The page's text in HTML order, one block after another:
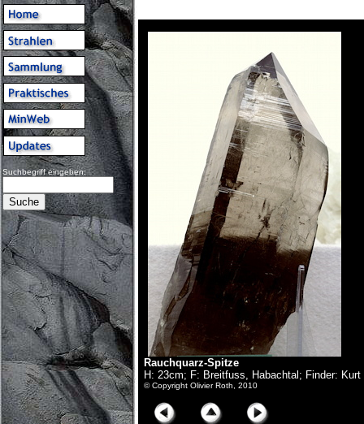
Suchbegriff eingeben:
Rauchquarz-Spitze
H: 23cm; F: Breitfuss, Habachtal; Finder: Kurt
© Copyright Olivier Roth, 2010